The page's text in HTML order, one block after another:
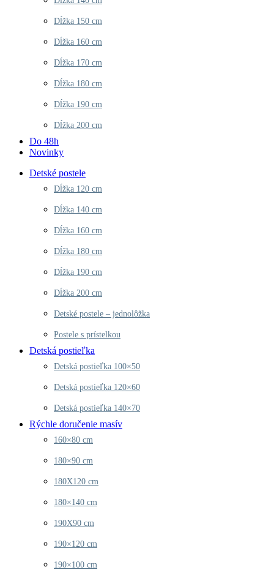
Dĺžka 150 cm
Dĺžka 160 cm
Dĺžka 170 cm
Dĺžka 180 cm
Dĺžka 190 cm
Dĺžka 200 cm
Do 48h
Novinky
Detské postele
Dĺžka 120 cm
Dĺžka 140 cm
Dĺžka 160 cm
Dĺžka 180 cm
Dĺžka 190 cm
Dĺžka 200 cm
Detské postele – jednolôžka
Postele s prístelkou
Detská postieľka
Detská postieľka 100×50
Detská postieľka 120×60
Detská postieľka 140×70
Rýchle doručenie masív
160×80 cm
180×90 cm
180X120 cm
180×140 cm
190X90 cm
190×120 cm
190×100 cm